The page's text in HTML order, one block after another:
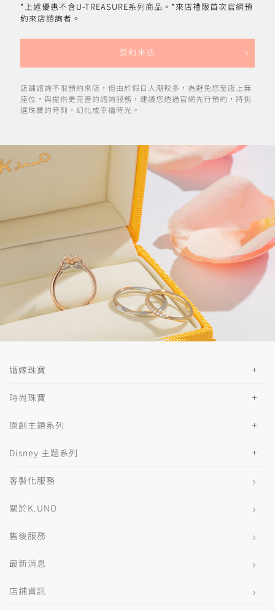
*上述優惠不含U-TREASURE系列商品。*來店禮限首次官網預
約來店諮詢者。
預約來店
店鋪諮詢不限預約來店，但由於假日人潮較多，為避免您至店上無
座位，與提供更完善的諮詢服務，建議您透過官網先行預約，將挑
選珠寶的時刻，幻化成幸福時光。
婚嫁珠寶
時尚珠寶
原創主題系列
Disney 主題系列
客製化服務
關於K.UNO
售後服務
最新消息
店鋪資訊